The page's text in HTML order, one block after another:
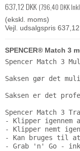
637,12 DKK (796,40 DKK
(ekskl. moms)
Vejl. udsalgspris
SPENCER® Match 3
Spencer Match 3
Saksen gør det
Saksen er det
Spencer Match 3
- Klipper
- Klipper nemt
- Kan bruges til at
- Grab 'n' Go -